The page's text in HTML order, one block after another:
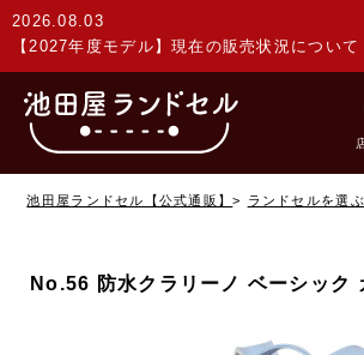
2026.08.03
【2027年度モデル】現在の販売状況について
池田屋ランドセル【公式通販】 ランドセルを選ぶ
No.56 防水クラリーノ ベーシック